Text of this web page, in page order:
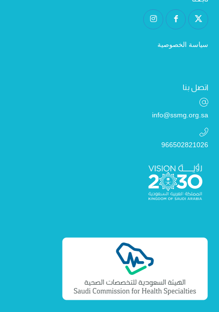
سياسة الخصوصية
اتصل بنا
info@ssmg.org.sa
966502821026